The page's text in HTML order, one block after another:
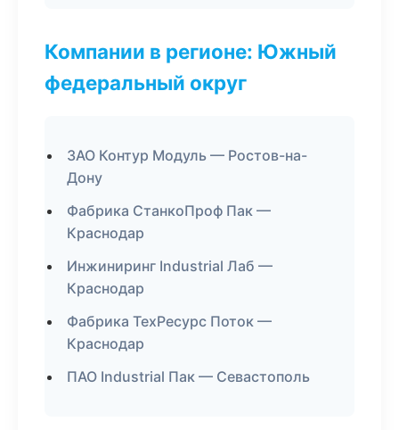
Компании в регионе: Южный
федеральный округ
ЗАО Контур Модуль — Ростов-на-
Дону
Фабрика СтанкоПроф Пак —
Краснодар
Инжиниринг Industrial Лаб —
Краснодар
Фабрика ТехРесурс Поток —
Краснодар
ПАО Industrial Пак — Севастополь